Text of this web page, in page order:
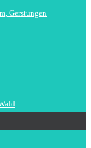
Gerstungen